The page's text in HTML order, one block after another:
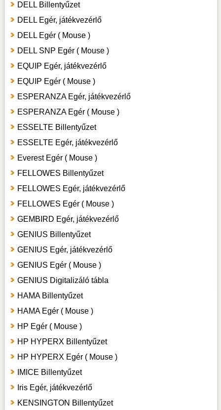
DELL Billentyűzet
DELL Egér, játékvezérlő
DELL Egér ( Mouse )
DELL SNP Egér ( Mouse )
EQUIP Egér, játékvezérlő
EQUIP Egér ( Mouse )
ESPERANZA Egér, játékvezérlő
ESPERANZA Egér ( Mouse )
ESSELTE Billentyűzet
ESSELTE Egér, játékvezérlő
Everest Egér ( Mouse )
FELLOWES Billentyűzet
FELLOWES Egér, játékvezérlő
FELLOWES Egér ( Mouse )
GEMBIRD Egér, játékvezérlő
GENIUS Billentyűzet
GENIUS Egér, játékvezérlő
GENIUS Egér ( Mouse )
GENIUS Digitalizáló tábla
HAMA Billentyűzet
HAMA Egér ( Mouse )
HP Egér ( Mouse )
HP HYPERX Billentyűzet
HP HYPERX Egér ( Mouse )
IMICE Billentyűzet
Iris Egér, játékvezérlő
KENSINGTON Billentyűzet